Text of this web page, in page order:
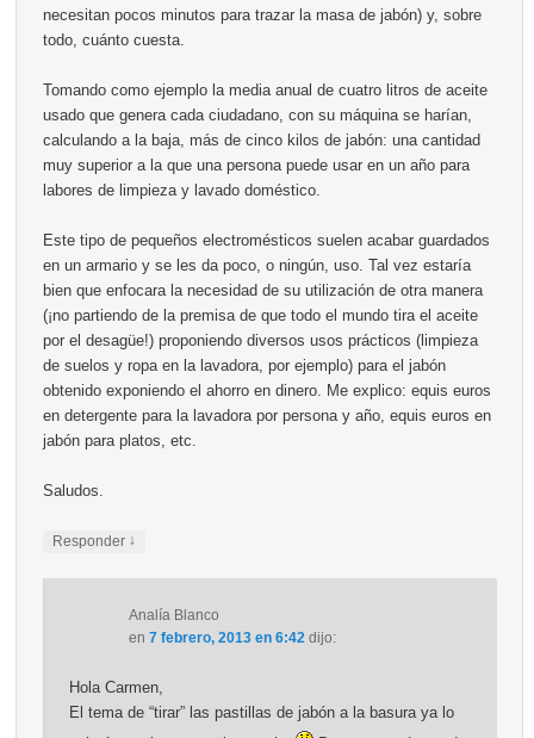
necesitan pocos minutos para trazar la masa de jabón) y, sobre
todo, cuánto cuesta.
Tomando como ejemplo la media anual de cuatro litros de aceite
usado que genera cada ciudadano, con su máquina se harían,
calculando a la baja, más de cinco kilos de jabón: una cantidad
muy superior a la que una persona puede usar en un año para
labores de limpieza y lavado doméstico.
Este tipo de pequeños electromésticos suelen acabar guardados
en un armario y se les da poco, o ningún, uso. Tal vez estaría
bien que enfocara la necesidad de su utilización de otra manera
(¡no partiendo de la premisa de que todo el mundo tira el aceite
por el desagüe!) proponiendo diversos usos prácticos (limpieza
de suelos y ropa en la lavadora, por ejemplo) para el jabón
obtenido exponiendo el ahorro en dinero. Me explico: equis euros
en detergente para la lavadora por persona y año, equis euros en
jabón para platos, etc.
Saludos.
Responder ↓
Analía Blanco
en 7 febrero, 2013 en 6:42 dijo:
Hola Carmen,
El tema de “tirar” las pastillas de jabón a la basura ya lo